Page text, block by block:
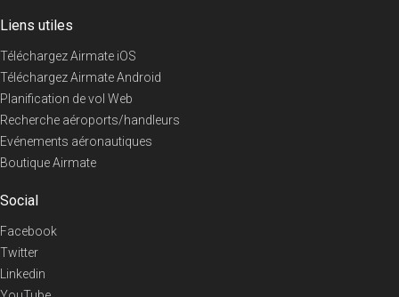
Liens utiles
Téléchargez Airmate iOS
Téléchargez Airmate Android
Planification de vol Web
Recherche aéroports/handleurs
Evénements aéronautiques
Boutique Airmate
Social
Facebook
Twitter
Linkedin